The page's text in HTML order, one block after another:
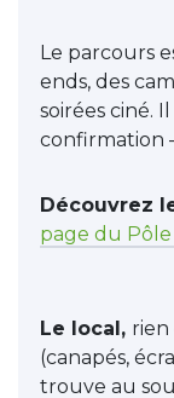
Le parcours
ends, des
soirées ciné.
confirmation
Découvrez
page du
Le local,
(canapés,
trouve au